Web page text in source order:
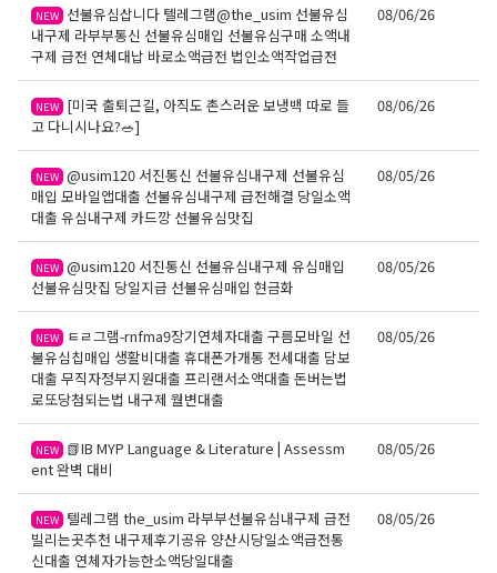
NEW 선불유심삽니다 텔레그램@the_usim 선불유심
내구제 라부부통신 선불유심매입 선불유심구매 소액내
구제 급전 연체대납 바로소액급전 법인소액작업급전
08/06/26
NEW [미국 출퇴근길, 아직도 촌스러운 보냉백 따로 들
고 다니시나요?🥗]
08/06/26
NEW @usim120 서진통신 선불유심내구제 선불유심
매입 모바일앱대출 선불유심내구제 급전해결 당일소액
대출 유심내구제 카드깡 선불유심맛집
08/05/26
NEW @usim120 서진통신 선불유심내구제 유심매입
선불유심맛집 당일지급 선불유심매입 현금화
08/05/26
NEW
ㅌㄹ그램-rnfma9장기연체자대출 구름모바일 선
불유심칩매입 생활비대출 휴대폰가개통 전세대출 담보
대출 무직자정부지원대출 프리랜서소액대출 돈버는법
로또당첨되는법 내구제 월변대출
08/05/26
NEW 📗IB MYP Language & Literature | Assessm
ent 완벽 대비
08/05/26
NEW 텔레그램 the_usim 라부부선불유심내구제 급전
빌리는곳추천 내구제후기공유 양산시당일소액급전통
신대출 연체자가능한소액당일대출
08/05/26